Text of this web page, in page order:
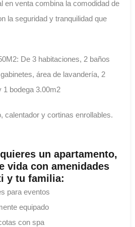
en venta combina la comodidad de
la seguridad y tranquilidad que
De 3 habitaciones, 2 baños
área de lavandería, 2
1 bodega 3.00m2
calentador y cortinas enrollables.
un apartamento,
vida con amenidades
y tu familia:
para eventos
equipado
con spa